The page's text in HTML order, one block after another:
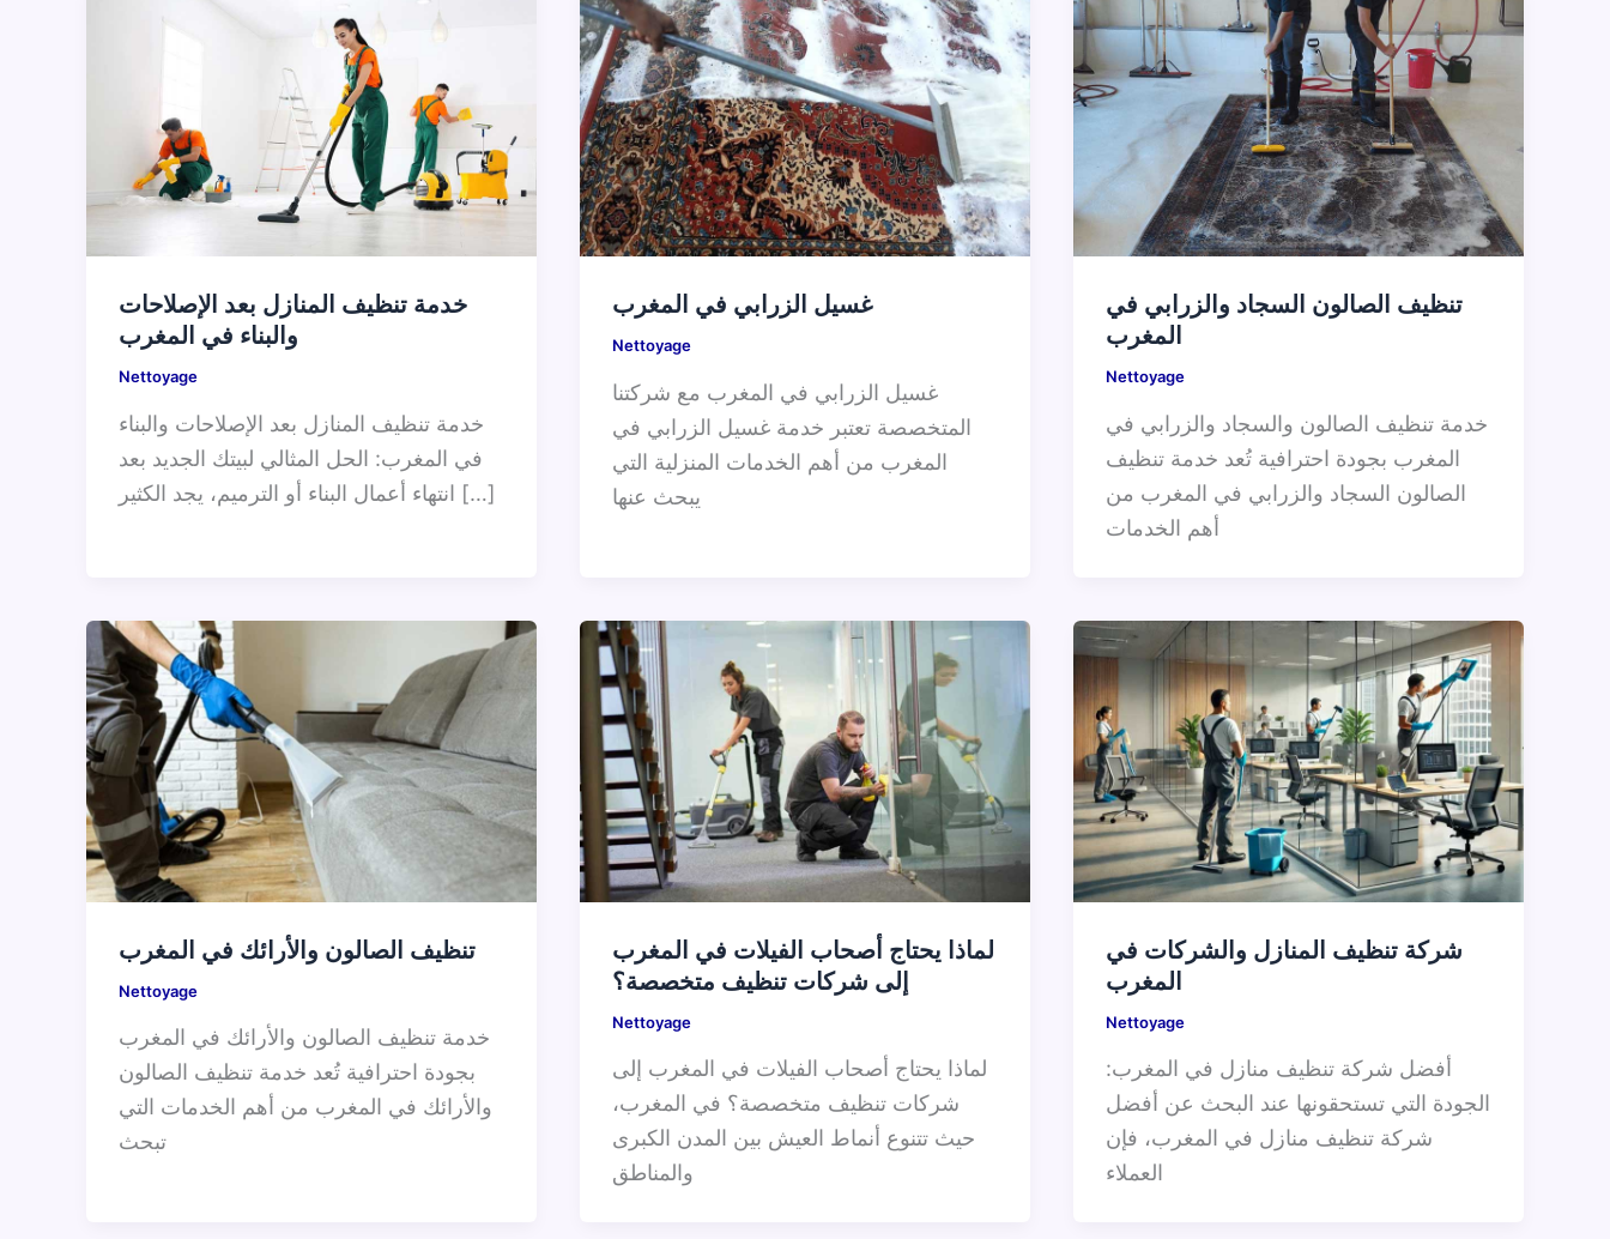
خدمة تنظيف المنازل بعد الإصلاحات
والبناء في المغرب
Nettoyage
خدمة تنظيف المنازل بعد الإصلاحات والبناء
في المغرب: الحل المثالي لبيتك الجديد بعد
انتهاء أعمال البناء أو الترميم، يجد الكثير […]
غسيل الزرابي في المغرب
Nettoyage
غسيل الزرابي في المغرب مع شركتنا
المتخصصة تعتبر خدمة غسيل الزرابي في
المغرب من أهم الخدمات المنزلية التي
يبحث عنها
تنظيف الصالون السجاد والزرابي في
المغرب
Nettoyage
خدمة تنظيف الصالون والسجاد والزرابي في
المغرب بجودة احترافية تُعد خدمة تنظيف
الصالون السجاد والزرابي في المغرب من
أهم الخدمات
تنظيف الصالون والأرائك في المغرب
Nettoyage
خدمة تنظيف الصالون والأرائك في المغرب
بجودة احترافية تُعد خدمة تنظيف الصالون
والأرائك في المغرب من أهم الخدمات التي
تبحث
لماذا يحتاج أصحاب الفيلات في المغرب
إلى شركات تنظيف متخصصة؟
Nettoyage
لماذا يحتاج أصحاب الفيلات في المغرب إلى
شركات تنظيف متخصصة؟ في المغرب،
حيث تتنوع أنماط العيش بين المدن الكبرى
والمناطق
شركة تنظيف المنازل والشركات في
المغرب
Nettoyage
أفضل شركة تنظيف منازل في المغرب:
الجودة التي تستحقونها عند البحث عن أفضل
شركة تنظيف منازل في المغرب، فإن
العملاء